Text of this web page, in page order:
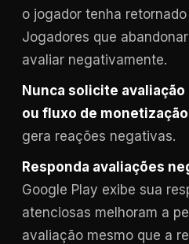
o jogador tenha
Jogadores que
avaliar negativamente.
Nunca solicite avaliação
ou fluxo de
gera reações negativas.
Responda avaliações
Google Play exibe sua
atenciosas melhoram a
avaliação mesmo que a